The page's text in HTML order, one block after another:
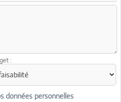
:
données personnelles